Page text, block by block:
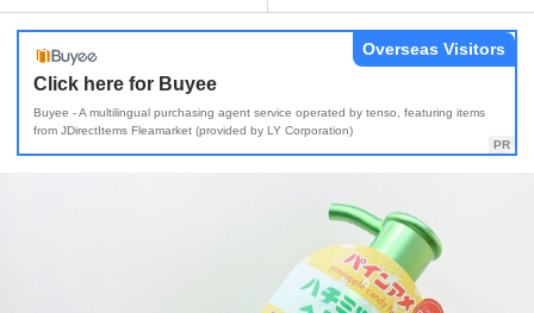
Click here for Buyee
Buyee - A multilingual purchasing agent service operated by tenso, featuring items
from JDirectItems Fleamarket (provided by LY Corporation)
Overseas Visitors